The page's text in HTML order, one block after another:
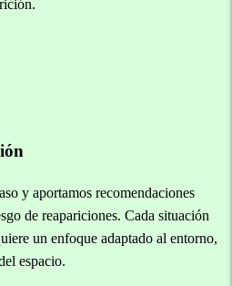
y aportamos recomendaciones
de reapariciones. Cada situación
un enfoque adaptado al entorno,
espacio.